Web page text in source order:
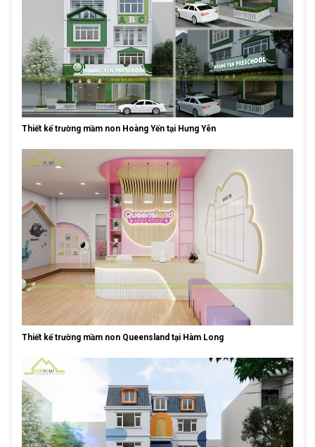
Thiết kế trường mầm non Hoàng Yến tại Hưng Yên
Thiết kế trường mầm non Queensland tại Hàm Long